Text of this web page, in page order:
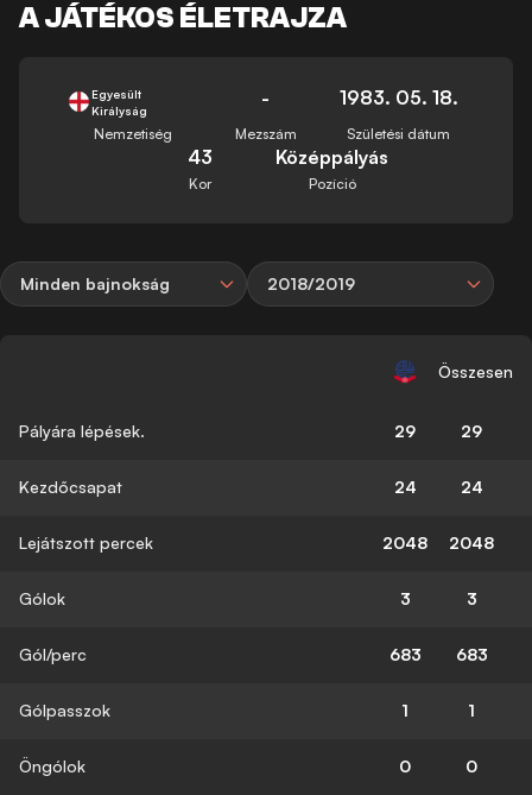
A JÁTÉKOS ÉLETRAJZA
Egyesült
Királyság
Nemzetiség
-
Mezszám
1983. 05. 18.
Születési dátum
43
Kor
Középpályás
Pozíció
Minden bajnokság 2018/2019
Összesen
Pályára lépések. 29 29
Kezdőcsapat 24 24
Lejátszott percek 2048 2048
Gólok 3 3
Gól/perc 683 683
Gólpasszok 1 1
Öngólok 0 0